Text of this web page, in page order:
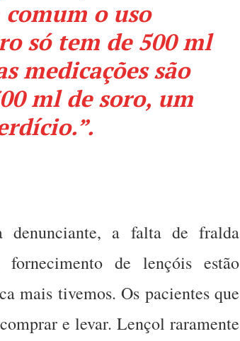
comum o uso
só tem de 500 ml
medicações são
ml de soro, um
denunciante, a falta de fralda
de lençóis estão
mais tivemos. Os pacientes que
e levar. Lençol raramente